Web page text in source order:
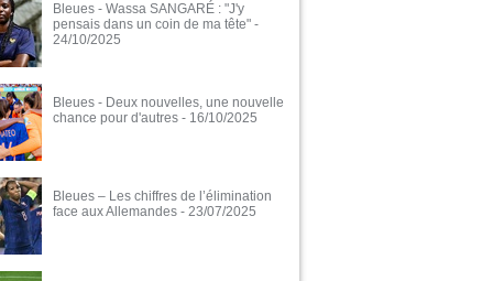
Bleues - Wassa SANGARÉ : "J'y
pensais dans un coin de ma tête" -
24/10/2025
Bleues - Deux nouvelles, une nouvelle
chance pour d'autres - 16/10/2025
Bleues – Les chiffres de l’élimination
face aux Allemandes - 23/07/2025